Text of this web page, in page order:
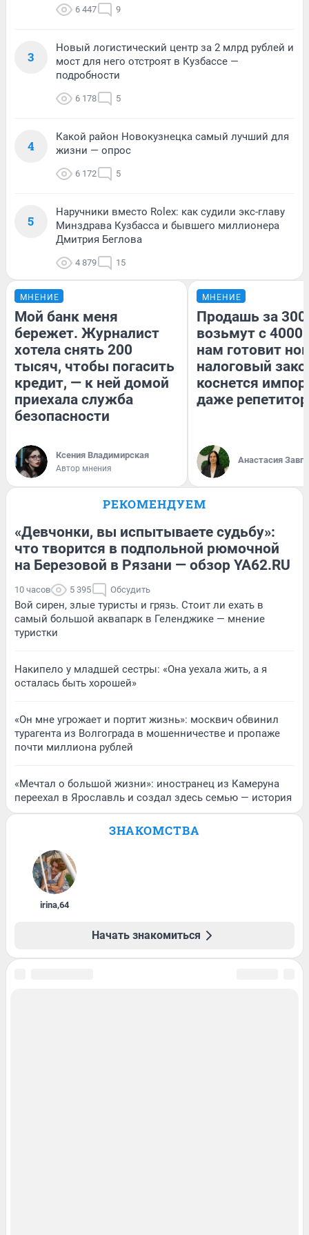
6 447 9
3
Новый логистический центр за 2 млрд рублей и
мост для него отстроят в Кузбассе —
подробности
6 178 5
4
Какой район Новокузнецка самый лучший для
жизни — опрос
6 172 5
5
Наручники вместо Rolex: как судили экс-главу
Минздрава Кузбасса и бывшего миллионера
Дмитрия Беглова
4 879 15
МНЕНИЕ
Мой банк меня
бережет. Журналист
хотела снять 200
тысяч, чтобы погасить
кредит, — к ней домой
приехала служба
безопасности
Ксения Владимирская
Автор мнения
МНЕНИЕ
Продашь за
возьмут с
нам готовит
налоговый
коснется
даже
Анастасия
РЕКОМЕНДУЕМ
«Девчонки, вы испытываете судьбу»:
что творится в подпольной рюмочной
на Березовой в Рязани — обзор YA62.RU
10 часов 5 395 Обсудить
Вой сирен, злые туристы и грязь. Стоит ли ехать в
самый большой аквапарк в Геленджике — мнение
туристки
Накипело у младшей сестры: «Она уехала жить, а я
осталась быть хорошей»
«Он мне угрожает и портит жизнь»: москвич обвинил
турагента из Волгограда в мошенничестве и пропаже
почти миллиона рублей
«Мечтал о большой жизни»: иностранец из Камеруна
переехал в Ярославль и создал здесь семью — история
ЗНАКОМСТВА
irina,64
Начать знакомиться